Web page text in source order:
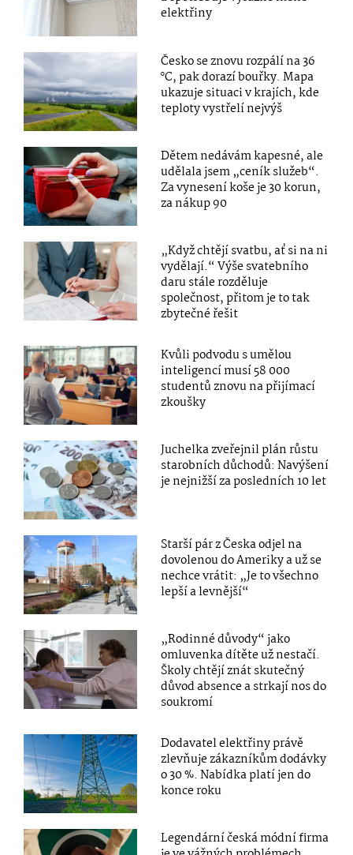
elektřiny
Česko se znovu rozpálí na 36
°C, pak dorazí bouřky. Mapa
ukazuje situaci v krajích, kde
teploty vystřelí nejvýš
Dětem nedávám kapesné, ale
udělala jsem „ceník služeb“.
Za vynesení koše je 30 korun,
za nákup 90
„Když chtějí svatbu, ať si na ni
vydělají.“ Výše svatebního
daru stále rozděluje
společnost, přitom je to tak
zbytečné řešit
Kvůli podvodu s umělou
inteligencí musí 58 000
studentů znovu na přijímací
zkoušky
Juchelka zveřejnil plán růstu
starobních důchodů: Navýšení
je nejnižší za posledních 10 let
Starší pár z Česka odjel na
dovolenou do Ameriky a už se
nechce vrátit: „Je to všechno
lepší a levnější“
„Rodinné důvody“ jako
omluvenka dítěte už nestačí.
Školy chtějí znát skutečný
důvod absence a strkají nos do
soukromí
Dodavatel elektřiny právě
zlevňuje zákazníkům dodávky
o 30 %. Nabídka platí jen do
konce roku
Legendární česká módní firma